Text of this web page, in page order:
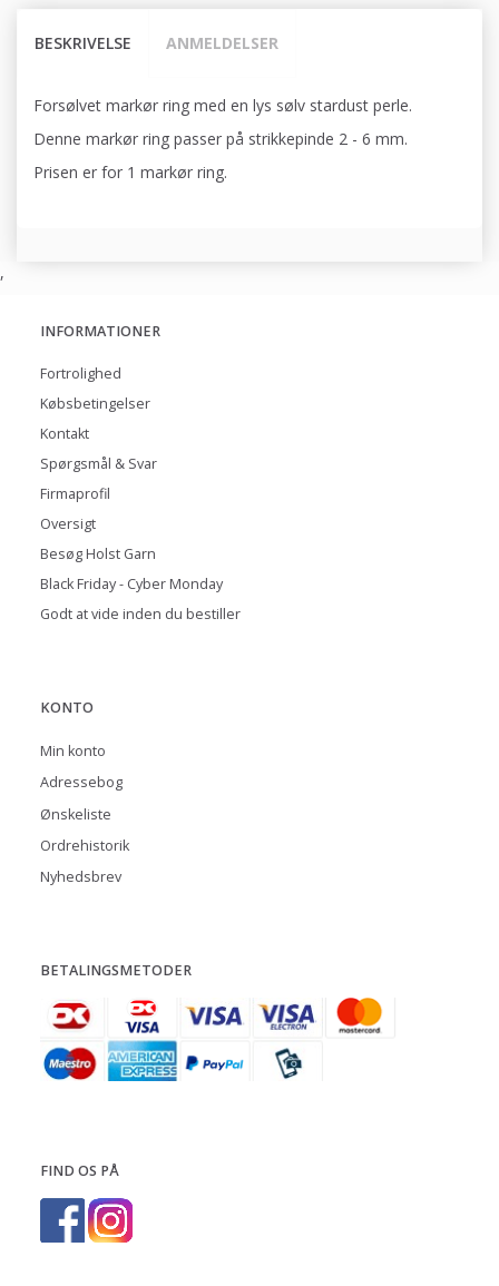
BESKRIVELSE ANMELDELSER
Forsølvet markør ring med en lys sølv stardust perle.
Denne markør ring passer på strikkepinde 2 - 6 mm.
Prisen er for 1 markør ring.
,
INFORMATIONER
Fortrolighed
Købsbetingelser
Kontakt
Spørgsmål & Svar
Firmaprofil
Oversigt
Besøg Holst Garn
Black Friday - Cyber Monday
Godt at vide inden du bestiller
KONTO
Min konto
Adressebog
Ønskeliste
Ordrehistorik
Nyhedsbrev
BETALINGSMETODER
FIND OS PÅ